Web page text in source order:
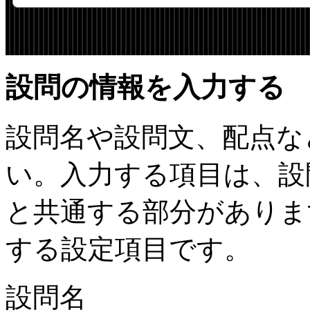
設問の情報を入力する
設問名や設問文、配点
い。入力する項目は、
と共通する部分があり
する設定項目です。
設問名